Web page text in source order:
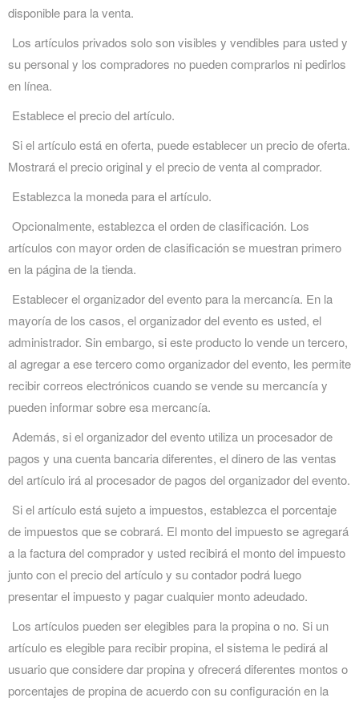
disponible para la venta.
Los artículos privados solo son visibles y vendibles para usted y
su personal y los compradores no pueden comprarlos ni pedirlos
en línea.
Establece el precio del artículo.
Si el artículo está en oferta, puede establecer un precio de oferta.
Mostrará el precio original y el precio de venta al comprador.
Establezca la moneda para el artículo.
Opcionalmente, establezca el orden de clasificación. Los
artículos con mayor orden de clasificación se muestran primero
en la página de la tienda.
Establecer el organizador del evento para la mercancía. En la
mayoría de los casos, el organizador del evento es usted, el
administrador. Sin embargo, si este producto lo vende un tercero,
al agregar a ese tercero como organizador del evento, les permite
recibir correos electrónicos cuando se vende su mercancía y
pueden informar sobre esa mercancía.
Además, si el organizador del evento utiliza un procesador de
pagos y una cuenta bancaria diferentes, el dinero de las ventas
del artículo irá al procesador de pagos del organizador del evento.
Si el artículo está sujeto a impuestos, establezca el porcentaje
de impuestos que se cobrará. El monto del impuesto se agregará
a la factura del comprador y usted recibirá el monto del impuesto
junto con el precio del artículo y su contador podrá luego
presentar el impuesto y pagar cualquier monto adeudado.
Los artículos pueden ser elegibles para la propina o no. Si un
artículo es elegible para recibir propina, el sistema le pedirá al
usuario que considere dar propina y ofrecerá diferentes montos o
porcentajes de propina de acuerdo con su configuración en la